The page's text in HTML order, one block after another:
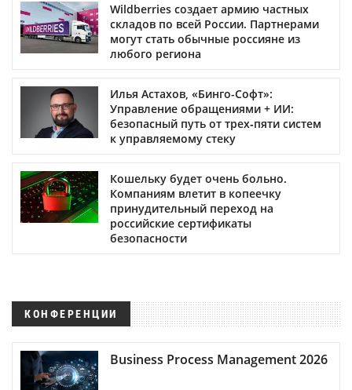
Wildberries создает армию частных
складов по всей России. Партнерами
могут стать обычные россияне из
любого региона
Илья Астахов, «Бинго-Софт»:
Управление обращениями + ИИ:
безопасный путь от трех‑пяти систем
к управляемому стеку
Кошельку будет очень больно.
Компаниям влетит в копеечку
принудительный переход на
российские сертификаты
безопасности
КОНФЕРЕНЦИИ
Business Process Management 2026